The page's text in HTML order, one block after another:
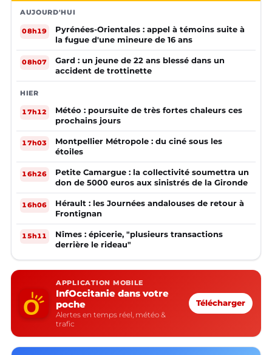
AUJOURD'HUI
08h19
Pyrénées-Orientales : appel à témoins suite à
la fugue d'une mineure de 16 ans
08h07
Gard : un jeune de 22 ans blessé dans un
accident de trottinette
HIER
17h12
Météo : poursuite de très fortes chaleurs ces
prochains jours
17h03
Montpellier Métropole : du ciné sous les
étoiles
16h26
Petite Camargue : la collectivité soumettra un
don de 5000 euros aux sinistrés de la Gironde
16h06
Hérault : les Journées andalouses de retour à
Frontignan
15h11
Nîmes : épicerie, "plusieurs transactions
derrière le rideau"
APPLICATION MOBILE
InfOccitanie dans votre
poche
Alertes en temps réel, météo &
trafic
Télécharger